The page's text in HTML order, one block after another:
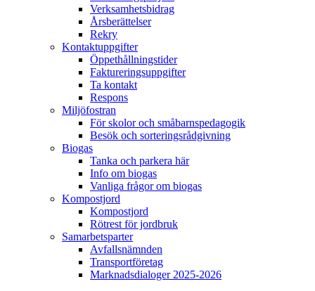
Verksamhetsbidrag
Årsberättelser
Rekry
Kontaktuppgifter
Öppethållningstider
Faktureringsuppgifter
Ta kontakt
Respons
Miljöfostran
För skolor och småbarnspedagogik
Besök och sorteringsrådgivning
Biogas
Tanka och parkera här
Info om biogas
Vanliga frågor om biogas
Kompostjord
Kompostjord
Rötrest för jordbruk
Samarbetsparter
Avfallsnämnden
Transportföretag
Marknadsdialoger 2025-2026